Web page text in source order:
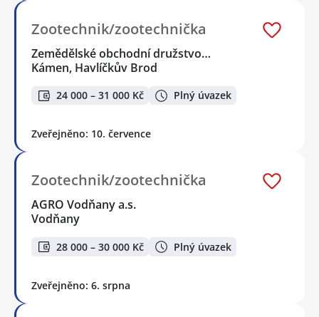
Zootechnik/zootechnička
Zemědělské obchodní družstvo…
Kámen, Havlíčkův Brod
24 000 – 31 000 Kč Plný úvazek
Zveřejněno: 10. července
Zootechnik/zootechnička
AGRO Vodňany a.s.
Vodňany
28 000 – 30 000 Kč Plný úvazek
Zveřejněno: 6. srpna